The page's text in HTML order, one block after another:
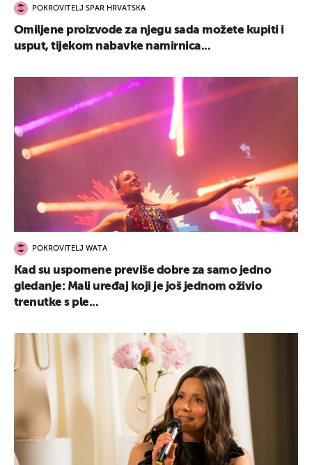
POKROVITELJ SPAR HRVATSKA
Omiljene proizvode za njegu sada možete kupiti i
usput, tijekom nabavke namirnica...
POKROVITELJ WATA
Kad su uspomene previše dobre za samo jedno
gledanje: Mali uređaj koji je još jednom oživio
trenutke s ple...